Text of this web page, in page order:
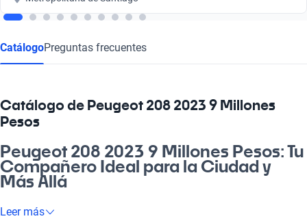
CatálogoPreguntas frecuentes
Catálogo de Peugeot 208 2023 9 Millones
Pesos
Peugeot 208 2023 9 Millones Pesos: Tu
Compañero Ideal para la Ciudad y
Más Allá
Si estás buscando un vehículo que combine estilo, eficiencia y
Leer más